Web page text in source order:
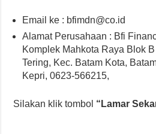
Email ke : bfimdn@co.id
Alamat Perusahaan : Bfi
Komplek Mahkota Raya Blok
Tering, Kec. Batam Kota,
Kepri, 0623-566215,
Silakan klik tombol “Lamar